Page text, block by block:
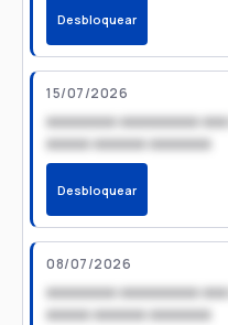
Desbloquear
15/07/2026
xxxxxxxx xxxxxxxxx
xxxxx xxxxxx xxxxxxx
Desbloquear
08/07/2026
xxxxxxxx xxxxxxxxx
xxxxx xxxxxx xxxxxxx